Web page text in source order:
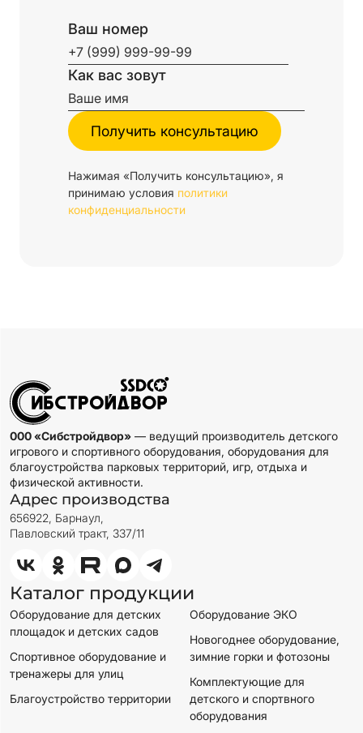
Ваш номер
Как вас зовут
Нажимая «Получить консультацию», я
принимаю условия политики
конфиденциальности
000 «Сибстройдвор» — ведущий производитель детского
игрового и спортивного оборудования, оборудования для
благоустройства парковых территорий, игр, отдыха и
физической активности.
Адрес производства
656922, Барнаул,
Павловский тракт, 337/11
Каталог продукции
Оборудование для детских
площадок и детских садов
Спортивное оборудование и
тренажеры для улиц
Благоустройство территории
Оборудование ЭКО
Новогоднее оборудование,
зимние горки и фотозоны
Комплектующие для
детского и спортвного
оборудования